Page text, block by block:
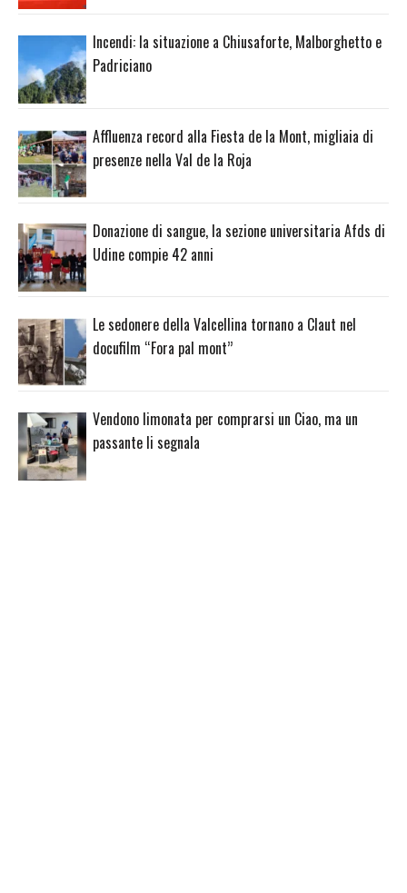
Incendi: la situazione a Chiusaforte, Malborghetto e
Padriciano
Affluenza record alla Fiesta de la Mont, migliaia di
presenze nella Val de la Roja
Donazione di sangue, la sezione universitaria Afds di
Udine compie 42 anni
Le sedonere della Valcellina tornano a Claut nel
docufilm “Fora pal mont”
Vendono limonata per comprarsi un Ciao, ma un
passante li segnala